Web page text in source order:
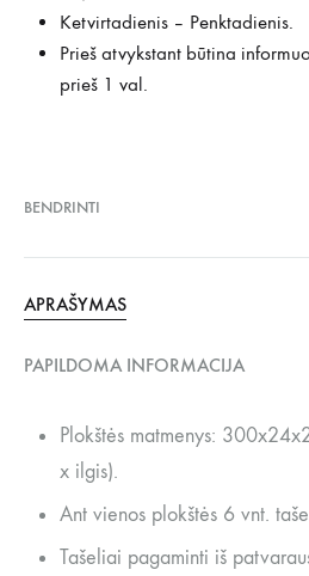
Ketvirtadienis – Penktadienis.
Prieš atvykstant būtina
prieš 1 val.
BENDRINTI
APRAŠYMAS
PAPILDOMA INFORMACIJA
Plokštės matmenys:
x ilgis).
Ant vienos plokštės 6 vnt.
Tašeliai pagaminti iš